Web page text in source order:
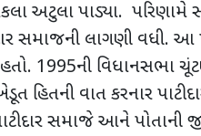
અટુલા પાડ્યા. પરિણામે
સમાજની લાગણી વધી. આ
1995ની વિધાનસભા
વાત કરનાર
સમાજે આને પોતાની